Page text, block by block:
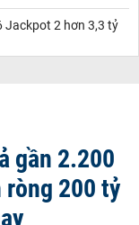
2 hơn 3,3 tỷ
gần 2.200
ròng 200 tỷ